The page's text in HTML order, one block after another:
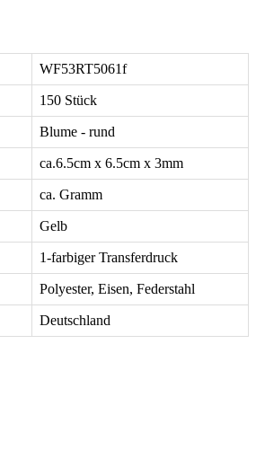
WF53RT5061f
150 Stück
Blume - rund
ca.6.5cm x 6.5cm x 3mm
ca. Gramm
Gelb
1-farbiger Transferdruck
Polyester, Eisen, Federstahl
Deutschland